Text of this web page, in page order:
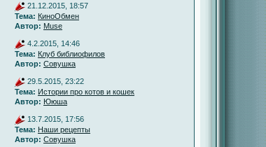
21.12.2015, 18:57
Тема: КиноОбмен
Автор: Muse
4.2.2015, 14:46
Тема: Клуб библиофилов
Автор: Совушка
29.5.2015, 23:22
Тема: Истории про котов и кошек
Автор: Ююша
13.7.2015, 17:56
Тема: Наши рецепты
Автор: Совушка